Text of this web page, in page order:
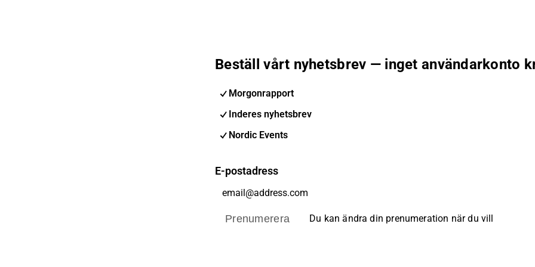
Beställ vårt nyhetsbrev — inget användarkonto
Morgonrapport
Inderes nyhetsbrev
Nordic Events
E-postadress
Prenumerera Du kan ändra din prenumeration när du vill